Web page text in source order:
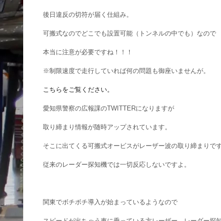
後日違反の切符が届く仕組み。
可搬式なのでどこでも設置可能（トンネルの中でも）なので
本当に注意が必要ですね！！！
※制限速度で走行していれば何の問題も御座いませんが。
こちらをご覧ください。
愛知県警察の広報課のTWITTERになりますが
取り締まり情報が随時アップされています。
そこに出てくる可搬式オービスがレーザー波の取り締まりです
従来のレーダー探知機では一切反応しないですよ。
関東でボチボチ導入が始まっているようなので